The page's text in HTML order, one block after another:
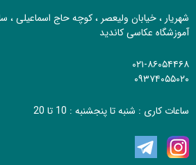
شهریار ، خیابان ولیعصر ، کوچه حاج اسماعیلی
آموزشگاه عکاسی کاندید
۰۲۱-۸۶۰۵۴۴۶۸
۰۹۳۷۴۰۵۵۰۲۰
ساعات کاری : شنبه تا پنجشنبه : 10 تا 20